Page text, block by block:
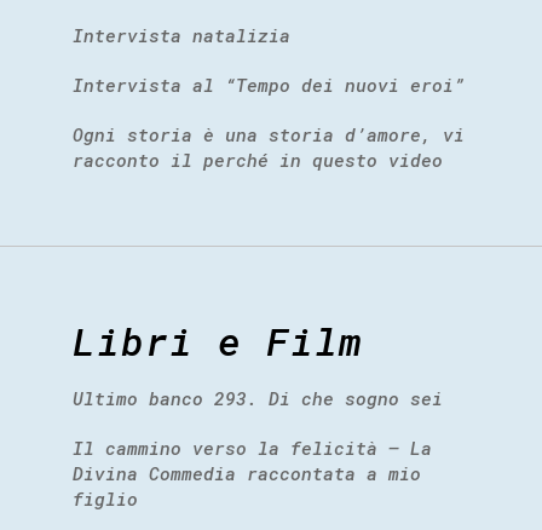
Intervista natalizia
Intervista al “Tempo dei nuovi eroi”
Ogni storia è una storia d’amore, vi
racconto il perché in questo video
Libri e Film
Ultimo banco 293. Di che sogno sei
Il cammino verso la felicità – La
Divina Commedia raccontata a mio
figlio